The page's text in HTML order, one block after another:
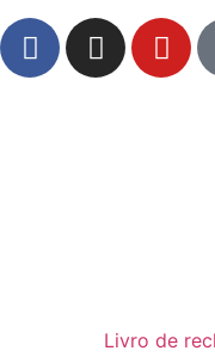
Livro de